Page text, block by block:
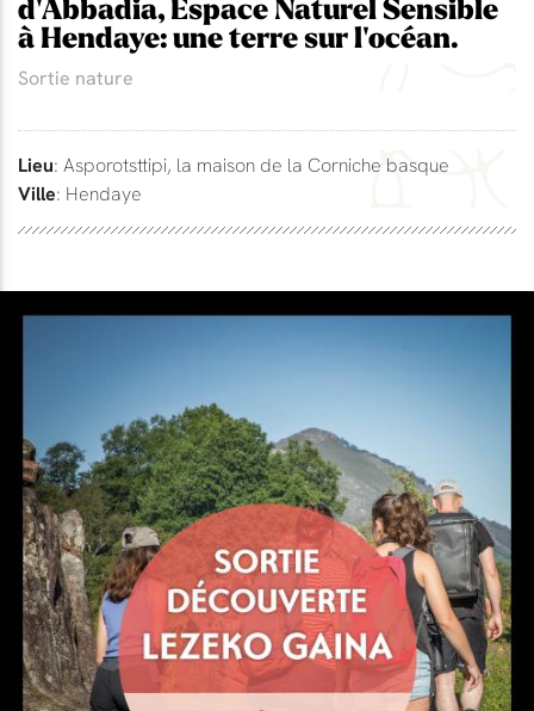
d'Abbadia, Espace Naturel Sensible
à Hendaye: une terre sur l'océan.
Sortie nature
Lieu: Asporotsttipi, la maison de la Corniche basque
Ville: Hendaye